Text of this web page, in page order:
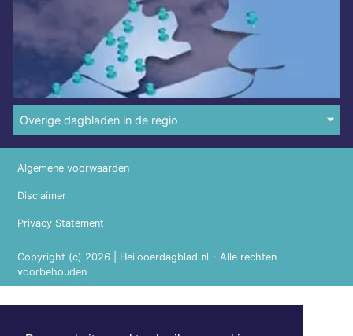
Overige dagbladen in de regio
Copyright (c) 2026 | Heilooerdagblad.nl - Alle rechten
voorbehouden
Algemene voorwaarden
Disclaimer
Privacy Statement